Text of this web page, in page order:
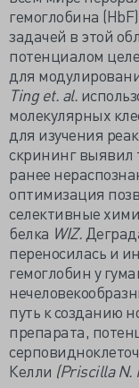
гемоглобина
задачей в этой
потенциалом
для
Tinget. al.
молекулярных
для изучения
скрининг выявил
ранее
оптимизация
селективные
белка WIZ.
переносилась и
гемоглобин у
путь к созданию
препарата,
Келли (Priscilla N.